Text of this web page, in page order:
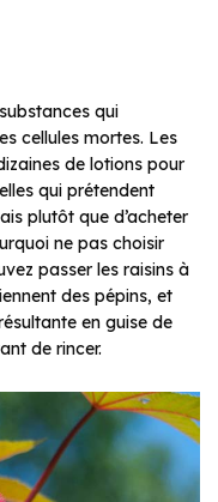
qui
cellules mortes. Les
de lotions pour
qui prétendent
plutôt que d’acheter
ne pas choisir
passer les raisins à
des pépins, et
en guise de
de rincer.